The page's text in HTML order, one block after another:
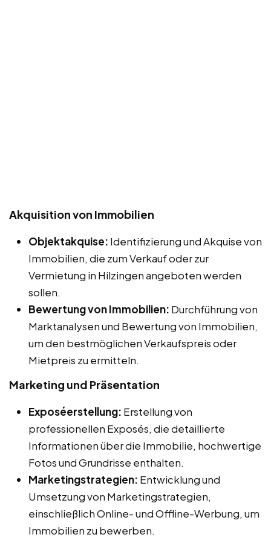
Akquisition von Immobilien
Objektakquise: Identifizierung und Akquise von
Immobilien, die zum Verkauf oder zur
Vermietung in Hilzingen angeboten werden
sollen.
Bewertung von Immobilien: Durchführung von
Marktanalysen und Bewertung von Immobilien,
um den bestmöglichen Verkaufspreis oder
Mietpreis zu ermitteln.
Marketing und Präsentation
Exposéerstellung: Erstellung von
professionellen Exposés, die detaillierte
Informationen über die Immobilie, hochwertige
Fotos und Grundrisse enthalten.
Marketingstrategien: Entwicklung und
Umsetzung von Marketingstrategien,
einschließlich Online- und Offline-Werbung, um
Immobilien zu bewerben.